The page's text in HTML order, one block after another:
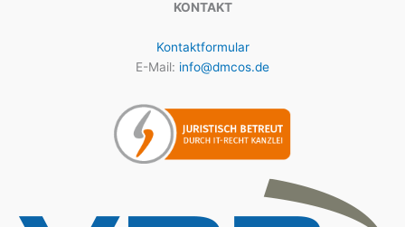
KONTAKT
Kontaktformular
E-Mail: info@dmcos.de